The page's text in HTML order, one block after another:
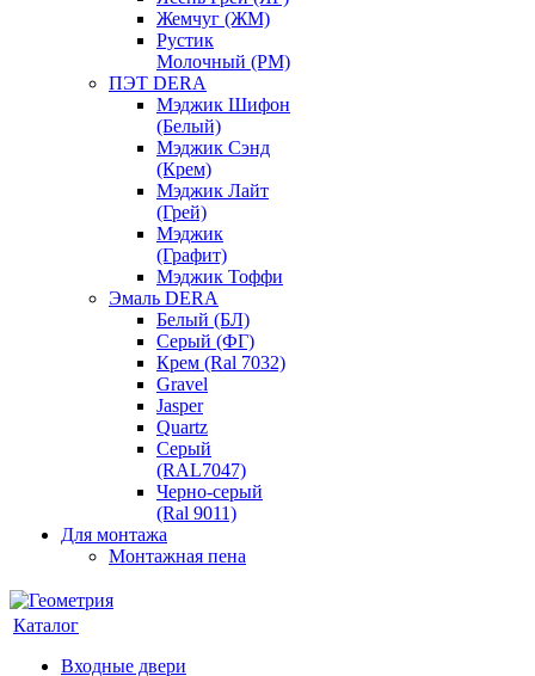
Жемчуг (ЖМ)
Рустик
Молочный (РМ)
ПЭТ DERA
Мэджик Шифон
(Белый)
Мэджик Сэнд
(Крем)
Мэджик Лайт
(Грей)
Мэджик
(Графит)
Мэджик Тоффи
Эмаль DERA
Белый (БЛ)
Серый (ФГ)
Крем (Ral 7032)
Gravel
Jasper
Quartz
Серый
(RAL7047)
Черно-серый
(Ral 9011)
Для монтажа
Монтажная пена
Каталог
Входные двери